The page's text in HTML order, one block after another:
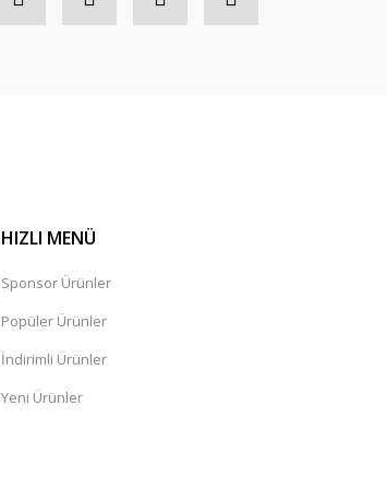
HIZLI MENÜ
Sponsor Ürünler
Popüler Ürünler
İndirimli Ürünler
Yeni Ürünler